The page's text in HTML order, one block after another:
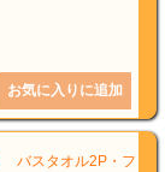
バスタオル2P・フ